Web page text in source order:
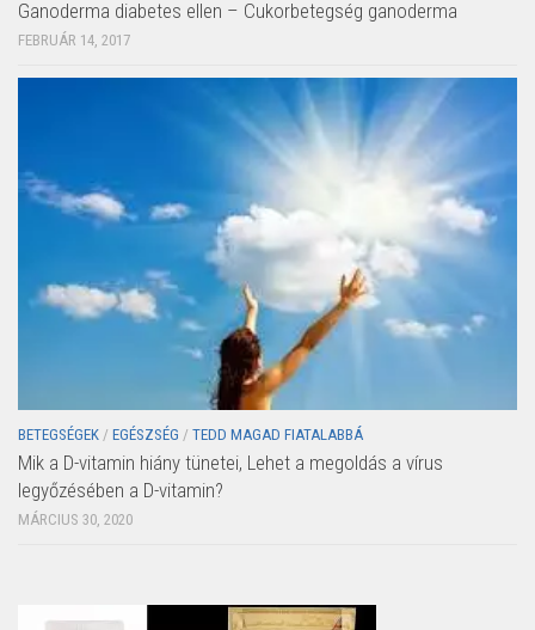
Ganoderma diabetes ellen – Cukorbetegség ganoderma
FEBRUÁR 14, 2017
BETEGSÉGEK / EGÉSZSÉG / TEDD MAGAD FIATALABBÁ
Mik a D-vitamin hiány tünetei, Lehet a megoldás a vírus
legyőzésében a D-vitamin?
MÁRCIUS 30, 2020